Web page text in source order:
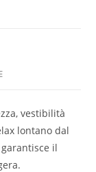
vestibilità
lontano dal
il